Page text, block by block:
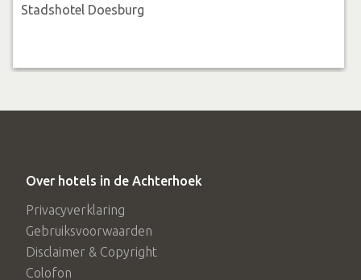
Stadshotel Doesburg
Over hotels in de Achterhoek
Privacyverklaring
Gebruiksvoorwaarden
Disclaimer & Copyright
Colofon